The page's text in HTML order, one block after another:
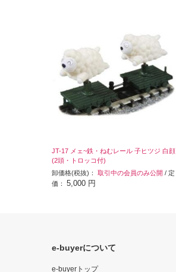
JT-17 メェ~鉄・ねむレール 子ヒツジ 白顔
(2頭・トロッコ付)
卸価格(税抜)： 取引中の会員のみ公開 / 定
価： 5,000 円
e-buyerについて
e-buyerトップ